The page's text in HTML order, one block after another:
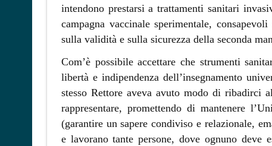
intendono prestarsi a trattamenti sanitari
campagna vaccinale sperimentale,
sulla validità e sulla sicurezza della seconda
Com’è possibile accettare che strumenti
libertà e indipendenza dell’insegnamento
stesso Rettore aveva avuto modo di ribadirci
rappresentare, promettendo di mantenere
(garantire un sapere condiviso e relazionale,
e lavorano tante persone, dove ognuno